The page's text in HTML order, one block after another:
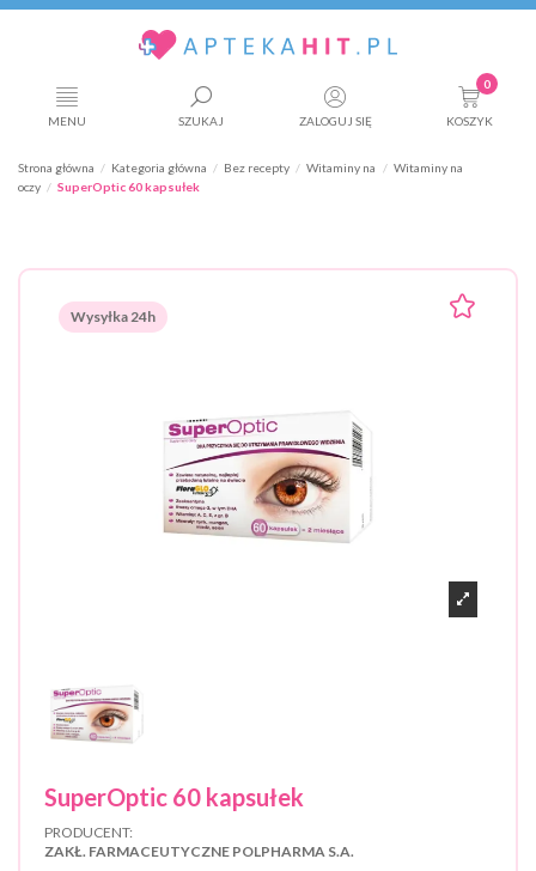
MENU SZUKAJ ZALOGUJ SIĘ
0
KOSZYK
Strona główna Kategoria główna Bez recepty Witaminy na
Witaminy na
oczy
SuperOptic 60 kapsułek
Wysyłka 24h
SuperOptic 60 kapsułek
PRODUCENT:
ZAKŁ. FARMACEUTYCZNE POLPHARMA S.A.